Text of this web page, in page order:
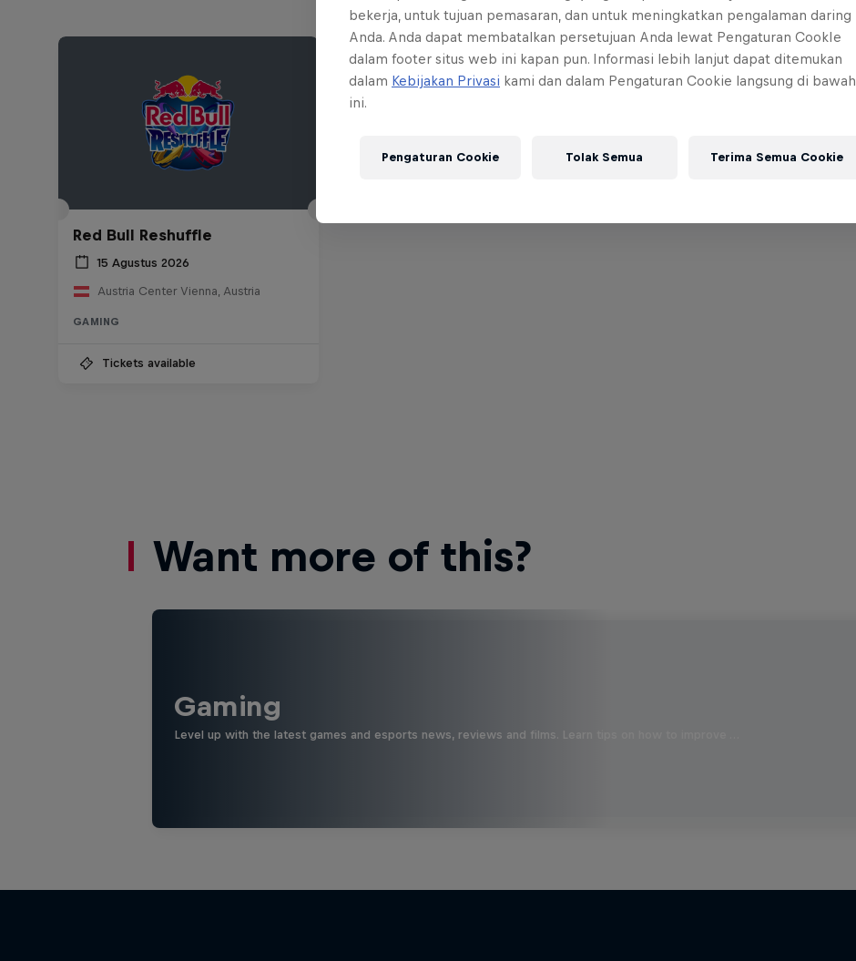
Red Bull Reshuffle
15 Agustus 2026
Austria Center Vienna, Austria
GAMING
Tickets available
Want more of this?
Gaming
Level up with the latest games and esports news, reviews and films. Learn tips on how to improve …
bekerja, untuk tujuan pemasaran, dan untuk meningkatkan pengalaman daring
Anda. Anda dapat membatalkan persetujuan Anda lewat Pengaturan CookIe
dalam footer situs web ini kapan pun. Informasi lebih lanjut dapat ditemukan
dalam Kebijakan Privasi kami dan dalam Pengaturan Cookie langsung di bawah
ini.
Pengaturan Cookie Tolak Semua Terima Semua Cookie